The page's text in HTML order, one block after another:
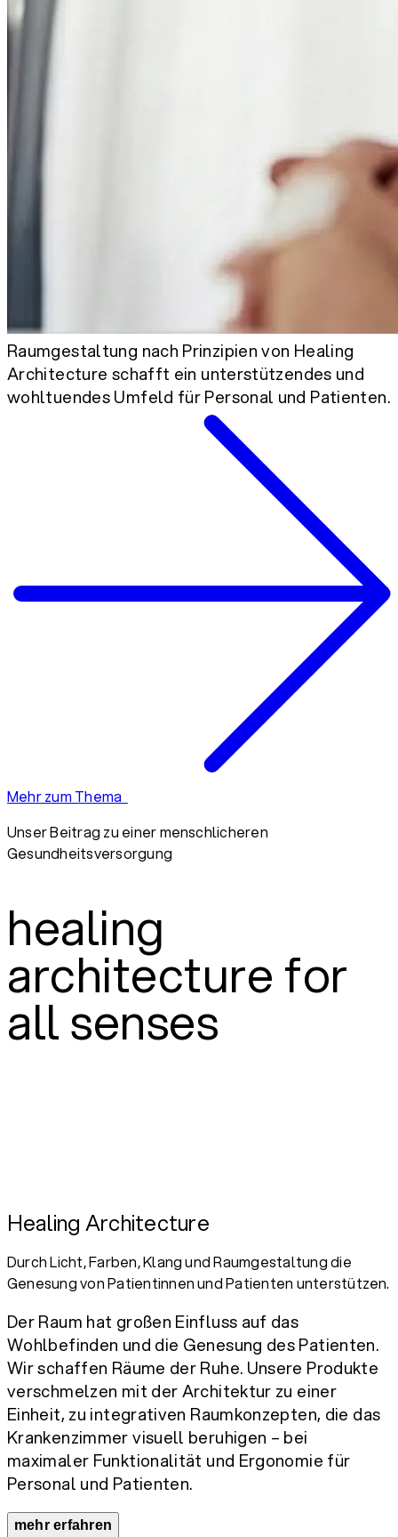
Raumgestaltung nach Prinzipien von Healing
Architecture schafft ein unterstützendes und
wohltuendes Umfeld für Personal und Patienten.
Mehr zum Thema
Unser Beitrag zu einer menschlicheren
Gesundheitsversorgung
healing
architecture for
all senses
Healing Architecture
Durch Licht, Farben, Klang und Raumgestaltung die
Genesung von Patientinnen und Patienten unterstützen.
Der Raum hat großen Einfluss auf das
Wohlbefinden und die Genesung des Patienten.
Wir schaffen Räume der Ruhe. Unsere Produkte
verschmelzen mit der Architektur zu einer
Einheit, zu integrativen Raumkonzepten, die das
Krankenzimmer visuell beruhigen – bei
maximaler Funktionalität und Ergonomie für
Personal und Patienten.
mehr erfahren